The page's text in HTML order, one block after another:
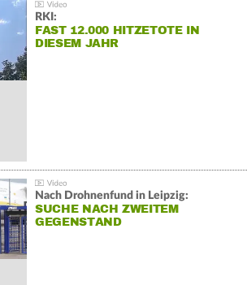
RKI:
FAST 12.000 HITZETOTE IN
DIESEM JAHR
Nach Drohnenfund in Leipzig:
SUCHE NACH ZWEITEM
GEGENSTAND